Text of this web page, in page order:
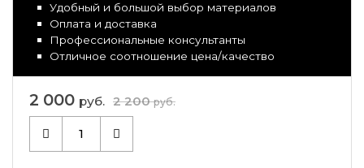
Удобный и большой выбор материалов
Оплата и доставка
Профессиональные консультанты
Отличное соотношение цена/качество
2 000 руб. 2 200руб.
1